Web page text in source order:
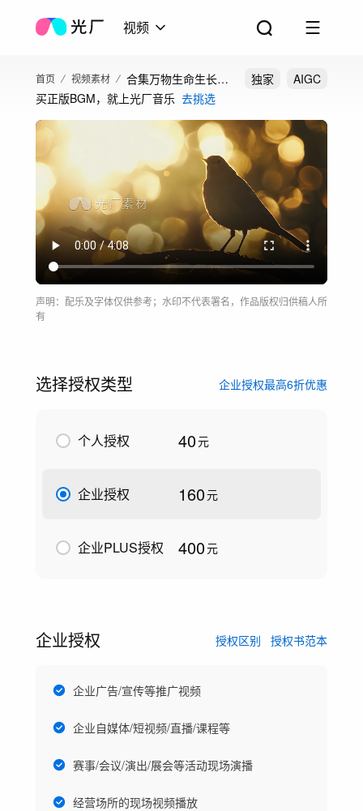
视频
首页 视频素材
合集万物生命生长大
自然森林
独家
AIGC
买正版BGM，就上光厂音乐 去挑选
声明：配乐及字体仅供参考；水印不代表署名，作品版权归供稿人所
有
选择授权类型 企业授权最高6折优惠
个人授权 40元
企业授权 160元
企业PLUS授权 400元
企业授权 授权区别 授权书范本
企业广告/宣传等推广视频
企业自媒体/短视频/直播/课程等
赛事/会议/演出/展会等活动现场演播
经营场所的现场视频播放